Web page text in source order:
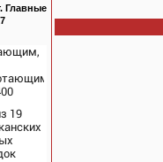
Главные
в
-
19